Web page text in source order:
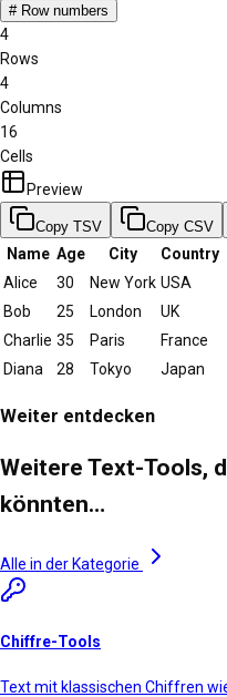
# Row numbers
4
Rows
4
Columns
16
Cells
Preview
Copy TSV Copy CSV
Name Age City
Country
Alice
30 New York USA
Bob
25 London
UK
Charlie 35 Paris
France
Diana
28 Tokyo Japan
Weiter entdecken
Weitere Text-Tools,
könnten…
Alle in der Kategorie
Chiffre-Tools
Text mit klassischen Chiffren